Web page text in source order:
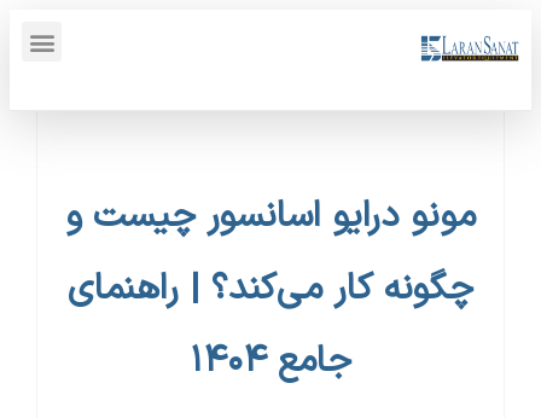
مونو درایو اسانسور چیست و
چگونه کار می‌کند؟ | راهنمای
جامع ۱۴۰۴